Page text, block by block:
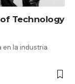
Technology
en la industria